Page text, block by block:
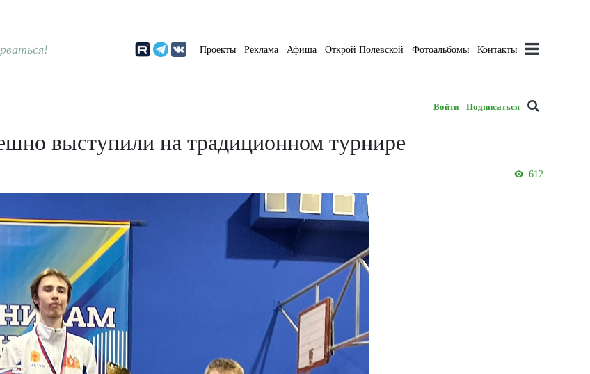
Проекты Реклама Афиша Открой Полевской Фотоальбомы Контакты
Войти Подписаться
выступили на традиционном турнире
612